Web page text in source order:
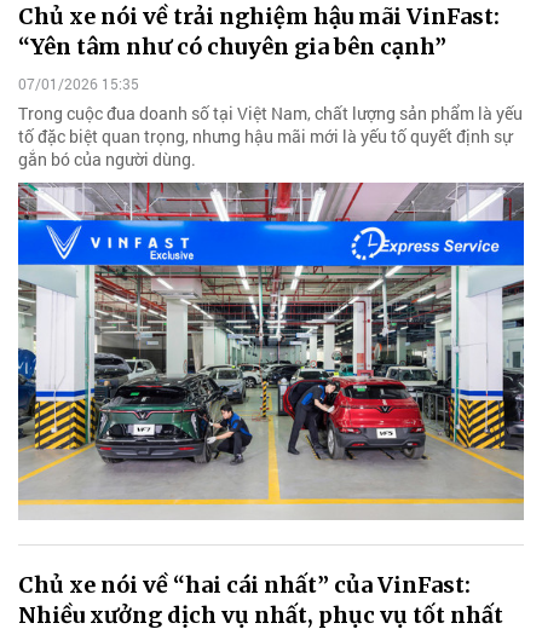
Chủ xe nói về trải nghiệm hậu mãi VinFast:
“Yên tâm như có chuyên gia bên cạnh”
07/01/2026 15:35
Trong cuộc đua doanh số tại Việt Nam, chất lượng sản phẩm là yếu
tố đặc biệt quan trọng, nhưng hậu mãi mới là yếu tố quyết định sự
gắn bó của người dùng.
Chủ xe nói về “hai cái nhất” của VinFast:
Nhiều xưởng dịch vụ nhất, phục vụ tốt nhất